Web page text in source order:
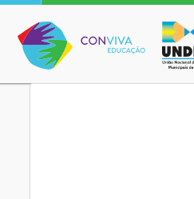
Conviva Educação